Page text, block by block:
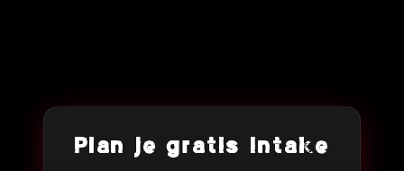
Plan je gratis intake